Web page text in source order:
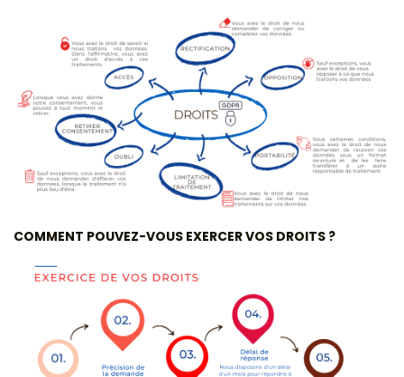
COMMENT POUVEZ-VOUS EXERCER VOS DROITS ?